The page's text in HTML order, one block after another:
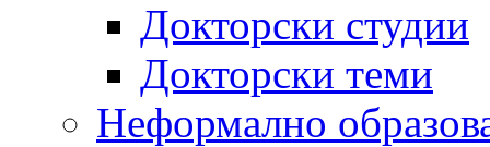
Докторски студии
Докторски теми
Неформално